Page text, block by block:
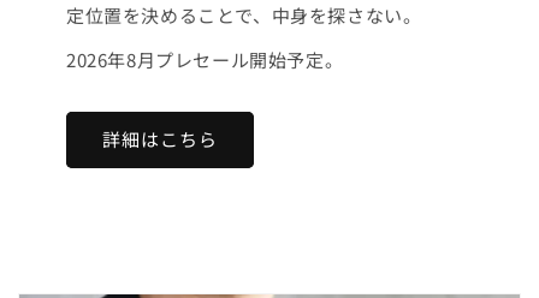
定位置を決めることで、中身を探さない。
2026年8月プレセール開始予定。
詳細はこちら